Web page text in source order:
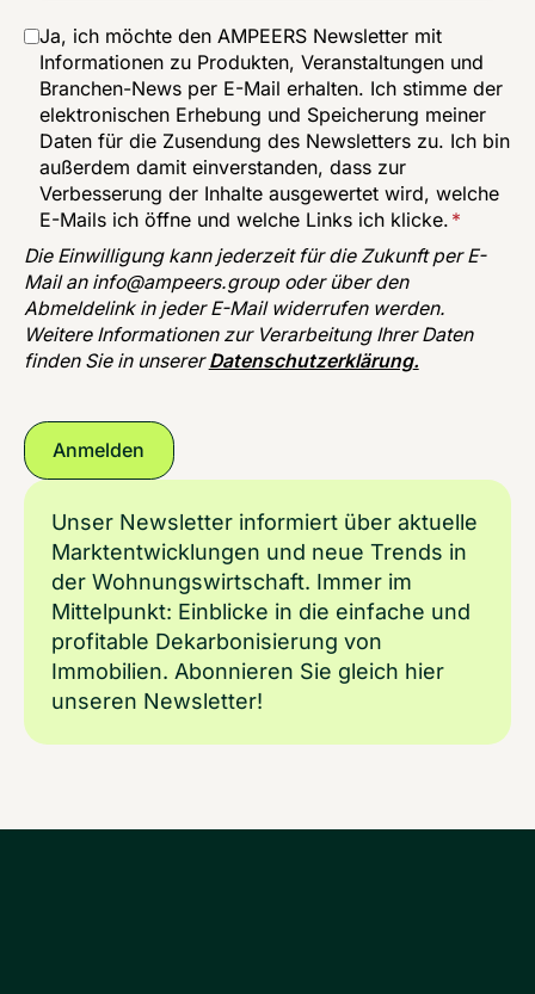
Unser Newsletter informiert über aktuelle
Marktentwicklungen und neue Trends in
der Wohnungswirtschaft. Immer im
Mittelpunkt: Einblicke in die einfache und
profitable Dekarbonisierung von
Immobilien. Abonnieren Sie gleich hier
unseren Newsletter!
Ja, ich möchte den AMPEERS Newsletter mit
Informationen zu Produkten, Veranstaltungen und
Branchen-News per E-Mail erhalten. Ich stimme der
elektronischen Erhebung und Speicherung meiner
Daten für die Zusendung des Newsletters zu. Ich bin
außerdem damit einverstanden, dass zur
Verbesserung der Inhalte ausgewertet wird, welche
E-Mails ich öffne und welche Links ich klicke. *
Die Einwilligung kann jederzeit für die Zukunft per E-
Mail an info@ampeers.groupoder über den
Abmeldelink in jeder E-Mail widerrufen werden.
Weitere Informationen zur Verarbeitung Ihrer Daten
finden Sie in unsererDatenschutzerklärung.